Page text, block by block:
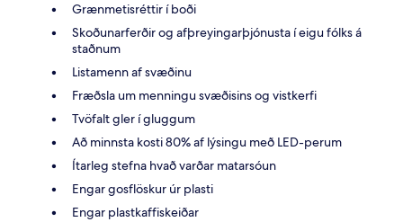
Grænmetisréttir í boði
Skoðunarferðir og afþreyingarþjónusta í eigu fólks á
staðnum
Listamenn af svæðinu
Fræðsla um menningu svæðisins og vistkerfi
Tvöfalt gler í gluggum
Að minnsta kosti 80% af lýsingu með LED-perum
Ítarleg stefna hvað varðar matarsóun
Engar gosflöskur úr plasti
Engar plastkaffiskeiðar